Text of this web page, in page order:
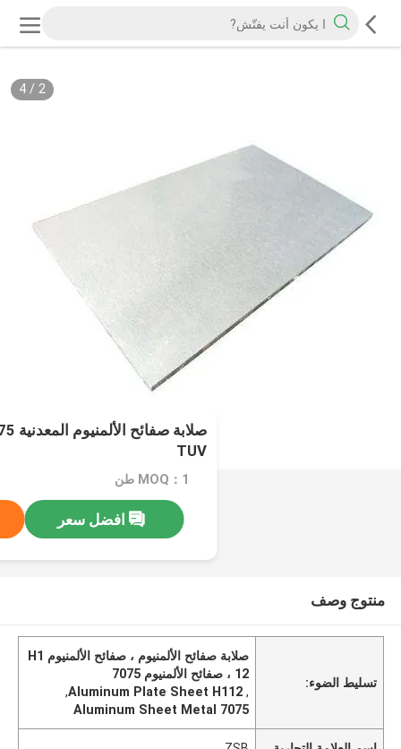
2
/
4
TUV
MOQ：1 طن
افضل سعر
منتوج وصف
تسليط الضوء:
صلابة صفائح الألمنيوم ، صفائح الألمنيوم H1
12 ، صفائح الألمنيوم 7075
,
Aluminum Plate Sheet H112
,
Aluminum Sheet Metal 7075